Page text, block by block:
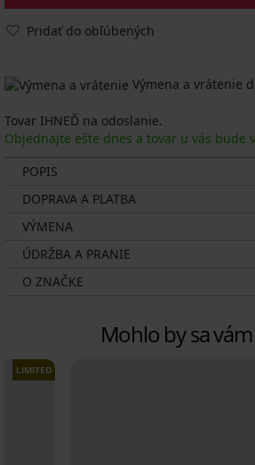
Pridať do obľúbených
Výmena a vrátenie
Tovar IHNEĎ na odoslanie.
Objednajte ešte dnes a tovar u vás bude
POPIS
DOPRAVA A PLATBA
VÝMENA
ÚDRŽBA A PRANIE
O ZNAČKE
Mohlo by sa
LIMITED